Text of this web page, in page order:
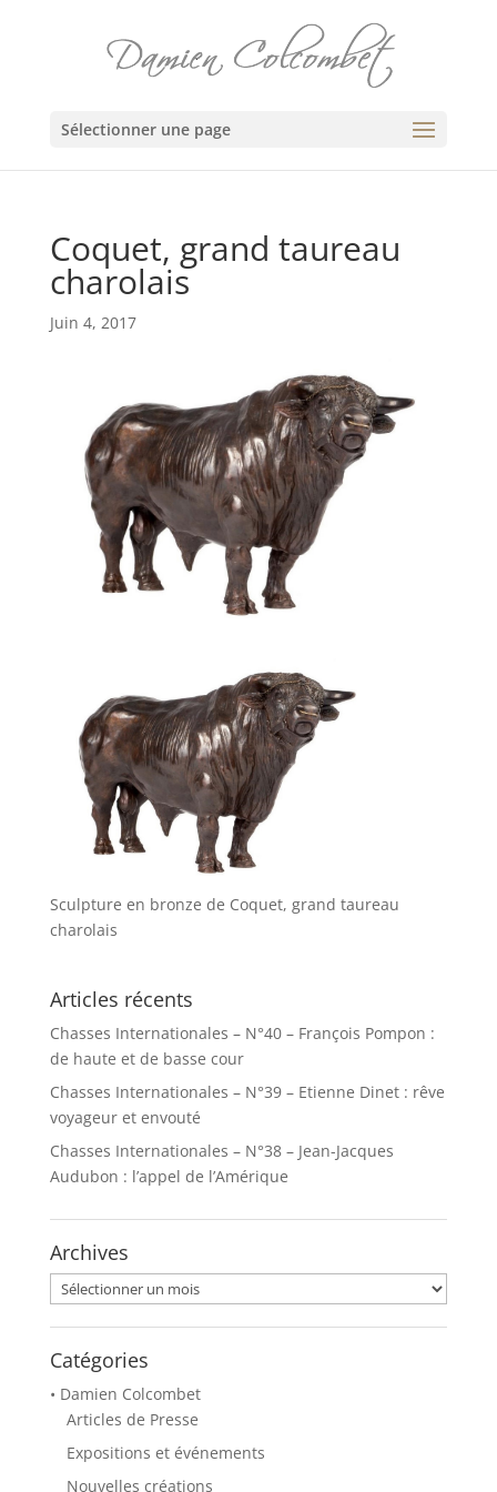
Sélectionner une page
Coquet, grand taureau
charolais
Juin 4, 2017
Sculpture en bronze de Coquet, grand taureau
charolais
Articles récents
Chasses Internationales – N°40 – François Pompon :
de haute et de basse cour
Chasses Internationales – N°39 – Etienne Dinet : rêve
voyageur et envouté
Chasses Internationales – N°38 – Jean-Jacques
Audubon : l’appel de l’Amérique
Archives
Archives
Catégories
• Damien Colcombet
Articles de Presse
Expositions et événements
Nouvelles créations